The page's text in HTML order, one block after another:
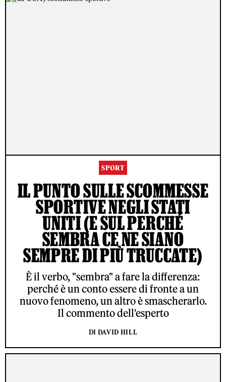
SPORT
IL PUNTO SULLE SCOMMESSE
SPORTIVE NEGLI STATI
UNITI (E SUL PERCHÉ
SEMBRA CE NE SIANO
SEMPRE DI PIÙ TRUCCATE)
È il verbo, "sembra" a fare la differenza:
perché è un conto essere di fronte a un
nuovo fenomeno, un altro è smascherarlo.
Il commento dell'esperto
DI DAVID HILL